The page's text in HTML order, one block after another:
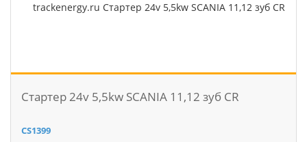
Стартер 24v 5,5kw SCANIA 11,12 зуб CR
CS1399